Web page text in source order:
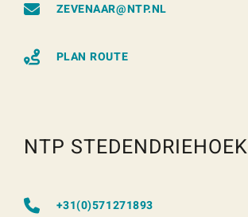
ZEVENAAR@NTP.NL
PLAN ROUTE
NTP STEDENDRIEHOEK
+31(0)571271893